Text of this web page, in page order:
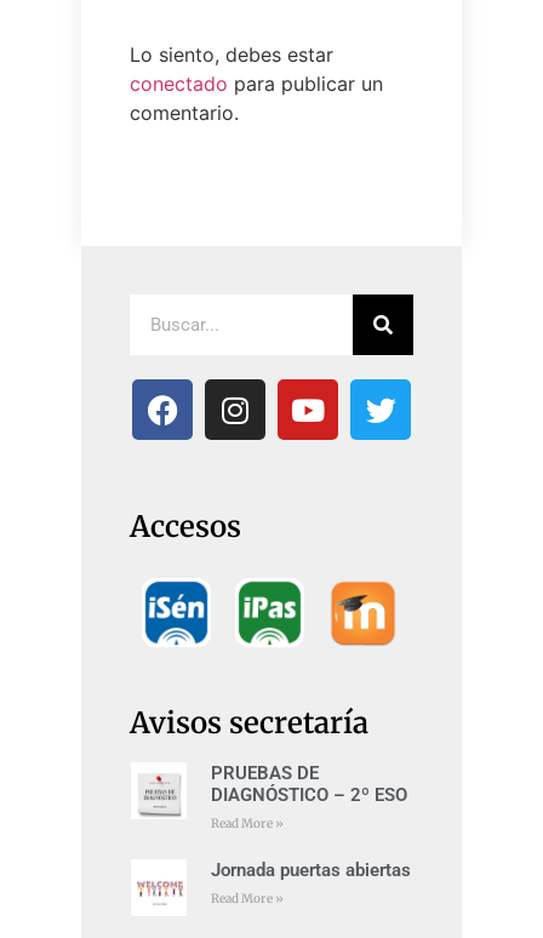
Lo siento, debes estar
conectado para publicar un
comentario.
Accesos
Avisos secretaría
PRUEBAS DE
DIAGNÓSTICO – 2º ESO
Read More »
Jornada puertas abiertas
Read More »